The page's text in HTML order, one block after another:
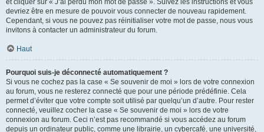
et cliquer sur « J’ai perdu mon mot de passe ». Suivez les instructions et vous
devriez être en mesure de pouvoir vous connecter de nouveau rapidement.
Cependant, si vous ne pouvez pas réinitialiser votre mot de passe, nous vous
invitons à contacter un administrateur du forum.
Haut
Pourquoi suis-je déconnecté automatiquement ?
Si vous ne cochez pas la case « Se souvenir de moi » lors de votre connexion
au forum, vous ne resterez connecté que pour une période prédéfinie. Cela
permet d’éviter que votre compte soit utilisé par quelqu’un d’autre. Pour rester
connecté, veuillez cocher la case « Se souvenir de moi » lors de votre
connexion au forum. Ceci n’est pas recommandé si vous accédez au forum
depuis un ordinateur public, comme une librairie, un cybercafé, une université,